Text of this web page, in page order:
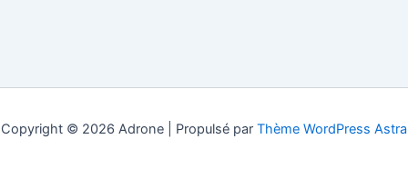
Copyright © 2026 Adrone | Propulsé par Thème WordPress Astra